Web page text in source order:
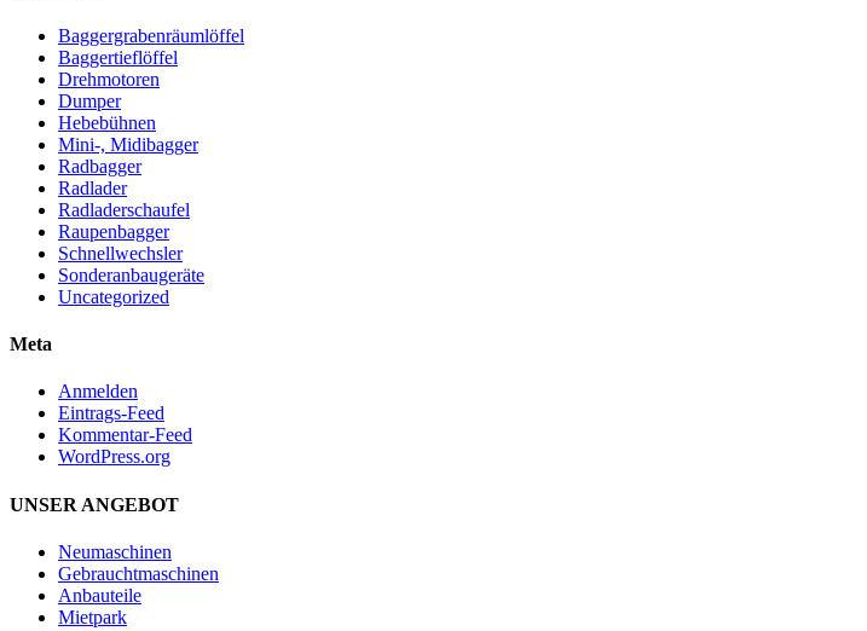
Baggergrabenräumlöffel
Baggertieflöffel
Drehmotoren
Dumper
Hebebühnen
Mini-, Midibagger
Radbagger
Radlader
Radladerschaufel
Raupenbagger
Schnellwechsler
Sonderanbaugeräte
Uncategorized
Meta
Anmelden
Eintrags-Feed
Kommentar-Feed
WordPress.org
UNSER ANGEBOT
Neumaschinen
Gebrauchtmaschinen
Anbauteile
Mietpark